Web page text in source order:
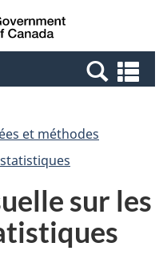
Canada
et
et méthodes
sur les